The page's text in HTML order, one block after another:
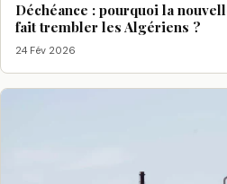
Déchéance : pourquoi la
fait trembler les Algériens ?
24 Fév 2026